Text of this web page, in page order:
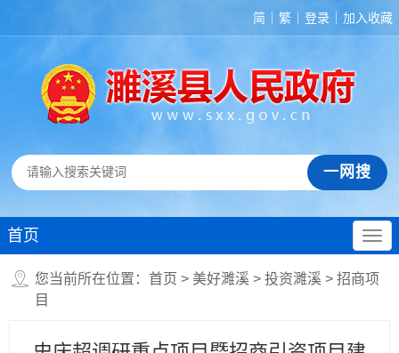
简 繁 登录 加入收藏
首页
您当前所在位置： 首页 > 美好濉溪 > 投资濉溪 > 招商项
目